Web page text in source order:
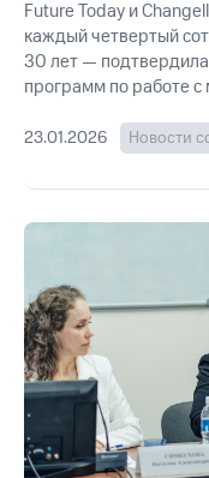
Future Today и
каждый четвертый
30 лет —
программ по работе
23.01.2026 Новости